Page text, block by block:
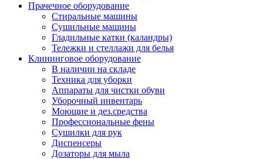
Прачечное оборудование
Стиральные машины
Сушильные машины
Гладильные катки (каландры)
Тележки и стеллажи для белья
Клининговое оборудование
В наличии на складе
Техника для уборки
Аппараты для чистки обуви
Уборочный инвентарь
Моющие и дез.средства
Профессиональные фены
Сушилки для рук
Диспенсеры
Дозаторы для мыла